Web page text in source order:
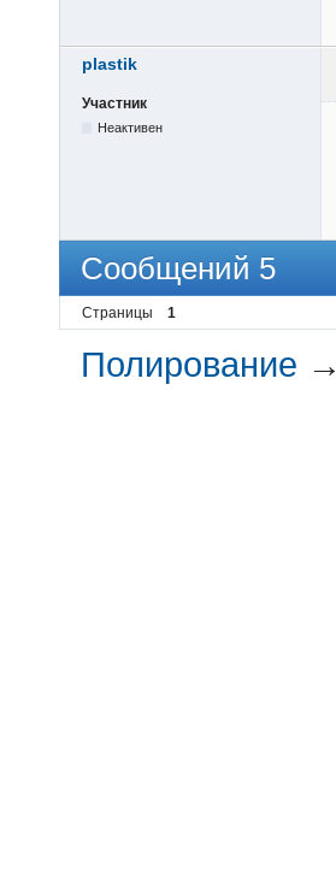
plastik
Участник
Неактивен
Сообщений 5
Страницы 1
Полирование →